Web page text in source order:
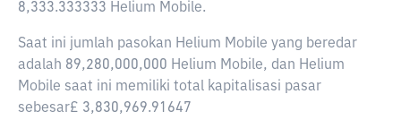
8,333.333333 Helium Mobile.
Saat ini jumlah pasokan Helium Mobile yang beredar
adalah 89,280,000,000 Helium Mobile, dan Helium
Mobile saat ini memiliki total kapitalisasi pasar
sebesar£ 3,830,969.91647